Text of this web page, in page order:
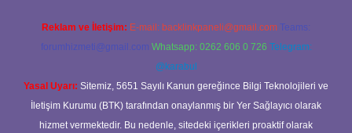
Reklam ve İletişim: E-mail: backlinkpaneli@gmail.com Teams:
forumhizmeti@gmail.com Whatsapp: 0262 606 0 726 Telegram:
@karabul
Yasal Uyarı: Sitemiz, 5651 Sayılı Kanun gereğince Bilgi Teknolojileri ve
İletişim Kurumu (BTK) tarafından onaylanmış bir Yer Sağlayıcı olarak
hizmet vermektedir. Bu nedenle, sitedeki içerikleri proaktif olarak